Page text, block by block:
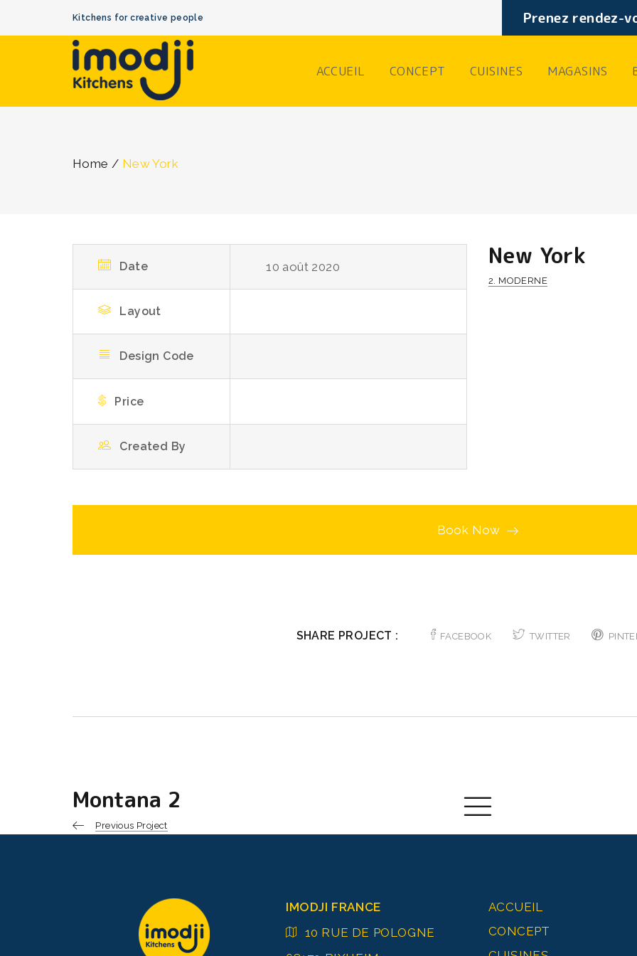
Kitchens for creative people Prenez rendez-
ACCUEIL CONCEPT CUISINES MAGASINS
Home / New York
Date 10 août 2020
Layout
Design Code
Price
Created By
New York
2. MODERNE
Book Now
SHARE PROJECT : FACEBOOK TWITTER
Montana 2
Previous Project
IMODJI FRANCE
10 RUE DE POLOGNE
ACCUEIL
CONCEPT